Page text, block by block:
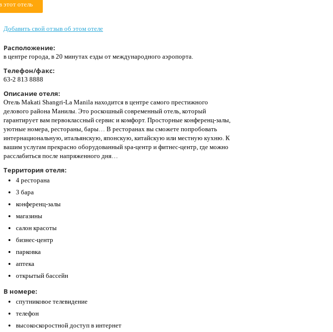
этот отель
Добавить свой отзыв об этом отеле
Расположение:
в центре города, в 20 минутах езды от международного аэропорта.
Телефон/факс:
63-2 813 8888
Описание отеля:
Отель Makati Shangri-La Manila находится в центре самого престижного
делового района Манилы. Это роскошный современный отель, который
гарантирует вам первоклассный сервис и комфорт. Просторные конференц-залы,
уютные номера, рестораны, бары… В ресторанах вы сможете попробовать
интернациональную, итальянскую, японскую, китайскую или местную кухню. К
вашим услугам прекрасно оборудованный spa-центр и фитнес-центр, где можно
расслабиться после напряженного дня…
Территория отеля:
4 ресторана
3 бара
конференц-залы
магазины
салон красоты
бизнес-центр
парковка
аптека
открытый бассейн
В номере:
спутниковое телевидение
телефон
высокоскоростной доступ в интернет